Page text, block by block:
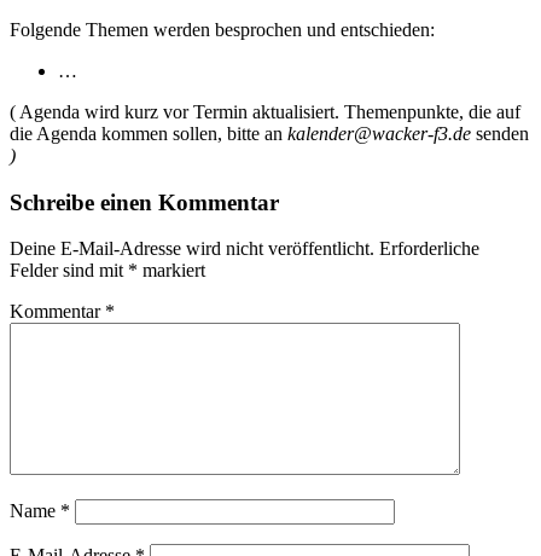
Folgende Themen werden besprochen und entschieden:
…
( Agenda wird kurz vor Termin aktualisiert. Themenpunkte, die auf
die Agenda kommen sollen, bitte an kalender@wacker-f3.de senden
)
Schreibe einen Kommentar
Deine E-Mail-Adresse wird nicht veröffentlicht. Erforderliche
Felder sind mit * markiert
Kommentar *
Name *